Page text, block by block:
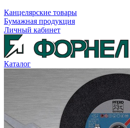
Канцелярские товары
Бумажная продукция
Личный кабинет
Каталог